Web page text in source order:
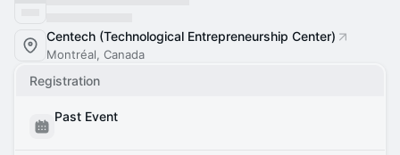
Centech (Technological Entrepreneurship Center)
Montréal, Canada
Registration
Past Event